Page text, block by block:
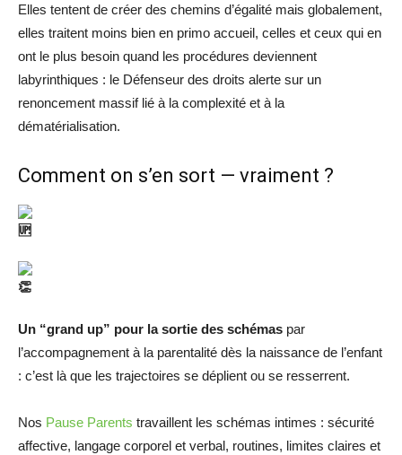
Elles tentent de créer des chemins d’égalité mais globalement,
elles traitent moins bien en primo accueil, celles et ceux qui en
ont le plus besoin quand les procédures deviennent
labyrinthiques : le Défenseur des droits alerte sur un
renoncement massif lié à la complexité et à la
dématérialisation.
Comment on s’en sort — vraiment ?
Un “grand up” pour la sortie des schémas par
l’accompagnement à la parentalité dès la naissance de l’enfant
: c’est là que les trajectoires se déplient ou se resserrent.
Nos Pause Parents travaillent les schémas intimes : sécurité
affective, langage corporel et verbal, routines, limites claires et